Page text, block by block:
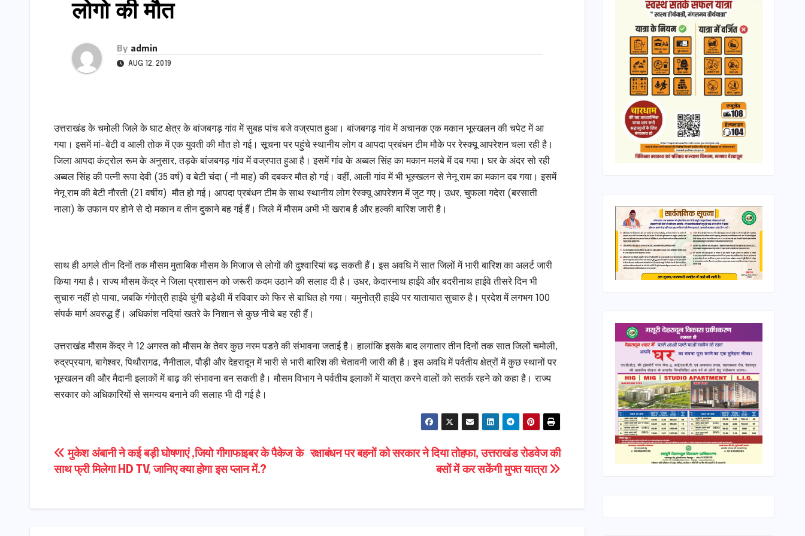
लोगो की मौत
By admin
AUG 12, 2019
उत्तराखंड के चमोली जिले के घाट क्षेत्र के बांजबगड़ गांव में सुबह पांच बजे वज्रपात हुआ। बांजबगड़ गांव में अचानक एक मकान भूस्‍खलन की चपेट में आ
गया। इसमें मां-बेटी व आली तोक में एक युवती की मौत हो गई। सूचना पर पहुंचे स्थानीय लोग व आपदा प्रबंधन टीम मौके पर रेस्क्यू आपरेशन चला रही है।
जिला आपदा कंट्रोल रूम के अनुसार, तड़के बांजबगड़ गांव में वज्रपात हुआ है। इसमें गांव के अब्बल सिंह का मकान मलबे में दब गया। घर के अंदर सो रही
अब्बल सिंह की पत्नी रूपा देवी (35 वर्ष) व बेटी चंदा ( नौ माह) की दबकर मौत हो गई। वहीं, आली गांव में भी भूस्खलन से नेनू राम का मकान दब गया। इसमें
नेनू राम की बेटी नौरती (21 वर्षीय) मौत हो गई। आपदा प्रबंधन टीम के साथ स्थानीय लोग रेस्क्यू आपरेशन में जुट गए। उधर, चुफला गदेरा (बरसाती
नाला) के उफान पर होने से दो मकान व तीन दुकाने बह गई हैं। जिले में मौसम अभी भी खराब है और हल्की बारिश जारी है।
साथ ही अगले तीन दिनों तक मौसम मुताबिक मौसम के मिजाज से लोगों की दुश्वारियां बढ़ सकती हैं। इस अवधि में सात जिलों में भारी बारिश का अलर्ट जारी
किया गया है। राज्य मौसम केंद्र ने जिला प्रशासन को जरूरी कदम उठाने की सलाह दी है। उधर, केदारनाथ हाईवे और बदरीनाथ हाईवे तीसरे दिन भी
सुचारु नहीं हो पाया, जबकि गंगोत्री हाईवे चुंगी बड़ेथी में रविवार को फिर से बाधित हो गया। यमुनोत्री हाईवे पर यातायात सुचारु है। प्रदेश में लगभग 100
संपर्क मार्ग अवरुद्ध हैं। अधिकांश नदियां खतरे के निशान से कुछ नीचे बह रही हैं।
उत्तराखंड मौसम केंद्र ने 12 अगस्त को मौसम के तेवर कुछ नरम पडऩे की संभावना जताई है। हालांकि इसके बाद लगातार तीन दिनों तक सात जिलों चमोली,
रुद्रप्रयाग, बागेश्वर, पिथौरागढ, नैनीताल, पौड़ी और देहरादून में भारी से भारी बारिश की चेतावनी जारी की है। इस अवधि में पर्वतीय क्षेत्रों में कुछ स्थानों पर
भूस्खलन की और मैदानी इलाकों में बाढ़ की संभावना बन सकती है। मौसम विभाग ने पर्वतीय इलाकों में यात्रा करने वालों को सतर्क रहने को कहा है। राज्य
सरकार को अधिकारियों से समन्वय बनाने की सलाह भी दी गई है।
Post
navigation
रक्षाबंधन पर बहनों को सरकार ने दिया तोहफा, उत्तराखंड रोडवेज की
बसों में कर सकेंगी मुफ्त यात्रा
मुकेश अंबानी ने कई बड़ी घोषणाएं ,जियो गीगाफाइबर के पैकेज के
साथ फ्री मिलेगा HD TV, जानिए क्या होगा इस प्लान में.?